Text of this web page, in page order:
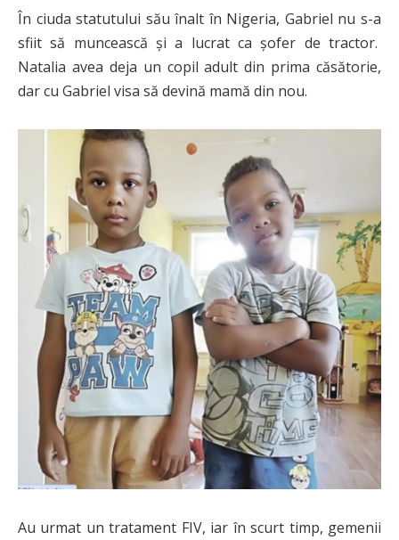
În ciuda statutului său înalt în Nigeria, Gabriel nu s-a
sfiit să muncească și a lucrat ca șofer de tractor.
Natalia avea deja un copil adult din prima căsătorie,
dar cu Gabriel visa să devină mamă din nou.
Au urmat un tratament FIV, iar în scurt timp, gemenii